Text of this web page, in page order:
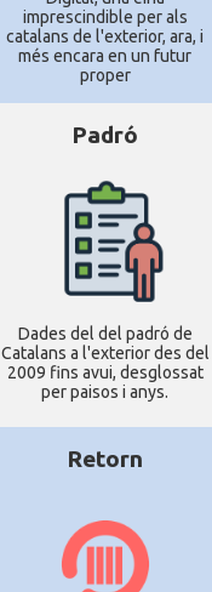
imprescindible per als
catalans de l'exterior, ara, i
més encara en un futur
proper
Padró
Dades del del padró de
Catalans a l'exterior des del
2009 fins avui, desglossat
per paisos i anys.
Retorn